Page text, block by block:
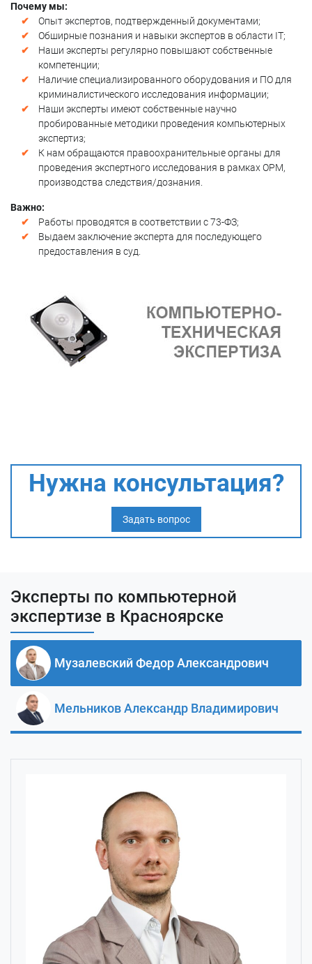
Почему мы:
Опыт экспертов, подтвержденный документами;
Обширные познания и навыки экспертов в области IT;
Наши эксперты регулярно повышают собственные
компетенции;
Наличие специализированного оборудования и ПО для
криминалистического исследования информации;
Наши эксперты имеют собственные научно
пробированные методики проведения компьютерных
экспертиз;
К нам обращаются правоохранительные органы для
проведения экспертного исследования в рамках ОРМ,
производства следствия/дознания.
Важно:
Работы проводятся в соответствии с 73-ФЗ;
Выдаем заключение эксперта для последующего
предоставления в суд.
Нужна консультация?
Задать вопрос
Эксперты по компьютерной
экспертизе в Красноярске
Музалевский Федор Александрович
Мельников Александр Владимирович